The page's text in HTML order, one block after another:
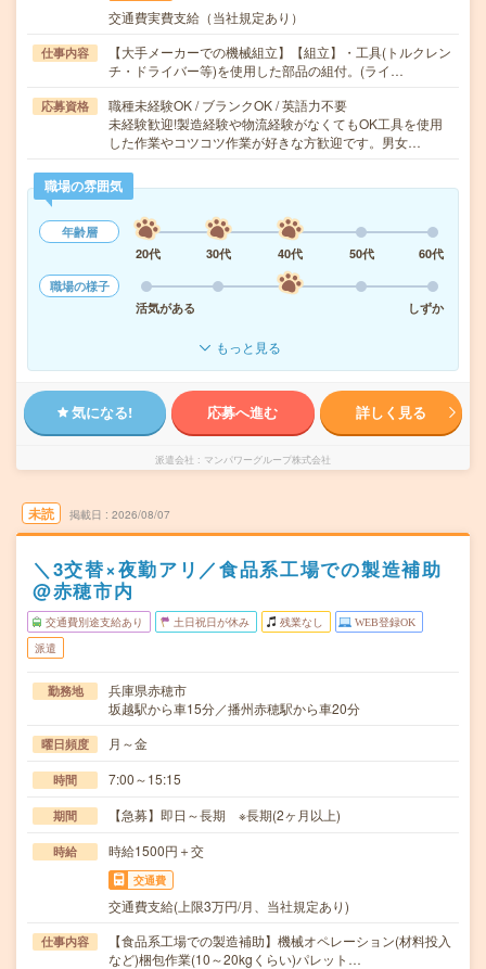
交通費実費支給（当社規定あり）
仕事内容
【大手メーカーでの機械組立】【組立】・工具(トルクレン
チ・ドライバー等)を使用した部品の組付。(ライ…
応募資格
職種未経験OK / ブランクOK / 英語力不要
未経験歓迎!製造経験や物流経験がなくてもOK工具を使用
した作業やコツコツ作業が好きな方歓迎です。男女…
職場の雰囲気
年齢層
20代
30代 40代 50代
60代
職場の様子
活気がある
しずか
もっと見る
気になる! 応募へ進む 詳しく見る
派遣会社 マンパワーグループ株式会社
未読 掲載日 2026/08/07
＼3交替×夜勤アリ／食品系工場での製造補助
@赤穂市内
交通費別途支給あり 土日祝日が休み 残業なし WEB登録OK
派遣
勤務地
兵庫県赤穂市
坂越駅から車15分／播州赤穂駅から車20分
曜日頻度 月～金
時間 7:00～15:15
期間 【急募】即日～長期 ※長期(2ヶ月以上)
時給 時給1500円＋交
交通費
交通費支給(上限3万円/月、当社規定あり)
仕事内容
【食品系工場での製造補助】機械オペレーション(材料投入
など)梱包作業(10～20kgくらい)パレット…